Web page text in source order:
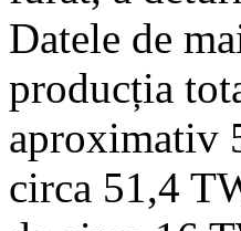
Datele de
producția
aproximativ
circa 51,4